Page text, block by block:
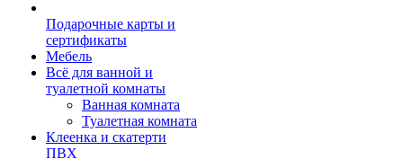
Подарочные карты и
сертификаты
Мебель
Всё для ванной и
туалетной комнаты
Ванная комната
Туалетная комната
Клеенка и скатерти
ПВХ